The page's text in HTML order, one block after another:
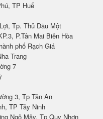
TP Huế
Tp. Thủ Dầu Một
P.Tân Mai Biên Hòa
phố Rạch Giá
Trang
7
3, Tp Tân An
TP Tây Ninh
Ngô Mây, Tp Quy Nhơn